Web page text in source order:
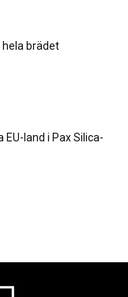
hela brädet
EU-land i Pax Silica-